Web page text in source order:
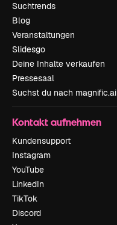
Suchtrends
Blog
Veranstaltungen
Slidesgo
Deine Inhalte verkaufen
Pressesaal
Suchst du nach magnific.ai
Kontakt aufnehmen
Kundensupport
Instagram
YouTube
LinkedIn
TikTok
Discord